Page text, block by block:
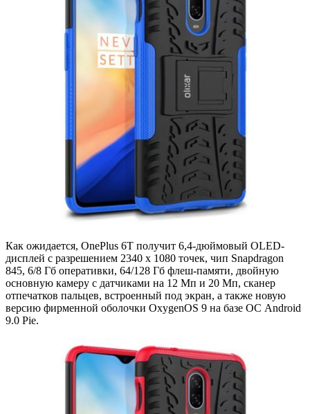
Как ожидается, OnePlus 6T получит 6,4-дюймовый OLED-
дисплей с разрешением 2340 х 1080 точек, чип Snapdragon
845, 6/8 Гб оперативки, 64/128 Гб флеш-памяти, двойную
основную камеру с датчиками на 12 Мп и 20 Мп, сканер
отпечатков пальцев, встроенный под экран, а также новую
версию фирменной оболочки OxygenOS 9 на базе ОС Android
9.0 Pie.